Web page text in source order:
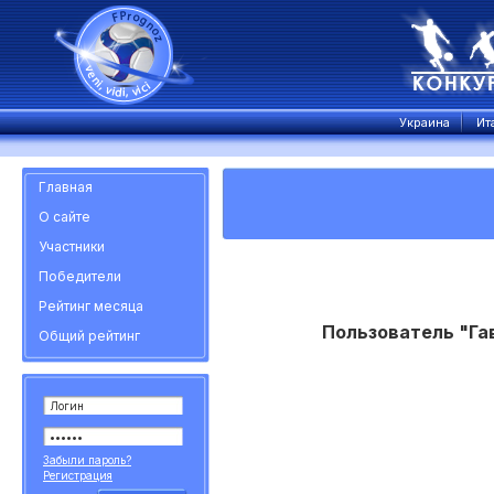
Украина
Главная
О сайте
Участники
Победители
Рейтинг месяца
Общий рейтинг
Забыли пароль?
Регистрация
Пользователь